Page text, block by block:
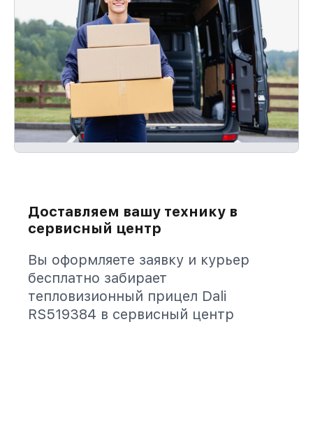
Доставляем вашу технику в
сервисный центр
Вы оформляете заявку и курьер
бесплатно забирает
тепловизионный прицел Dali
RS519384 в сервисный центр